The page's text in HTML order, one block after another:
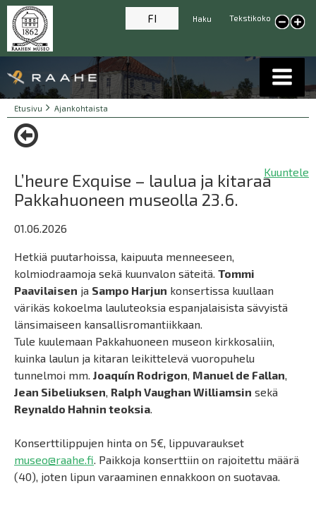
Tekstikoko
Pienennä tekstikokoa
Haku
FI
Breadcrumbs
You
are
here:
Etusivu Ajankohtaista
Kuuntele
L’heure Exquise – laulua ja kitaraa
Pakkahuoneen museolla 23.6.
01.06.2026
Hetkiä puutarhoissa, kaipuuta menneeseen,
kolmiodraamoja sekä kuunvalon säteitä. Tommi
Paavilaisen ja Sampo Harjun konsertissa kuullaan
värikäs kokoelma lauluteoksia espanjalaisista sävyistä
länsimaiseen kansallisromantiikkaan.
Tule kuulemaan Pakkahuoneen museon kirkkosaliin,
kuinka laulun ja kitaran leikittelevä vuoropuhelu
tunnelmoi mm. Joaquín Rodrigon, Manuel de Fallan,
Jean Sibeliuksen, Ralph Vaughan Williamsin sekä
Reynaldo Hahnin teoksia.
Konserttilippujen hinta on 5€, lippuvaraukset
museo@raahe.fi. Paikkoja konserttiin on rajoitettu määrä
(40), joten lipun varaaminen ennakkoon on suotavaa.